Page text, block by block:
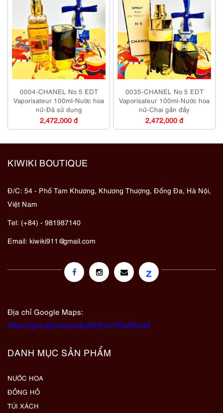
0004-CHANEL No 5 EDT
Vaporisateur 100ml-Nước hoa
nữ-Đã sử dụng
2,472,000 đ
0035-CHANEL No 5 EDT
Vaporisateur 100ml-Nước hoa
nữ-Chai gần đầy
2,472,000 đ
KIWIKI BOUTIQUE
Đ/C: 54 - Phố Tam Khương, Khương Thượng, Đống Đa, Hà Nội,
Việt Nam
Tel: (+84) - 981987140
Email: kiwiki911@gmail.com
z
Địa chỉ Google Maps:
https://goo.gl/maps/eby8bKyks7Bx89oa6
DANH MỤC SẢN PHẨM
NƯỚC HOA
ĐỒNG HỒ
TÚI XÁCH